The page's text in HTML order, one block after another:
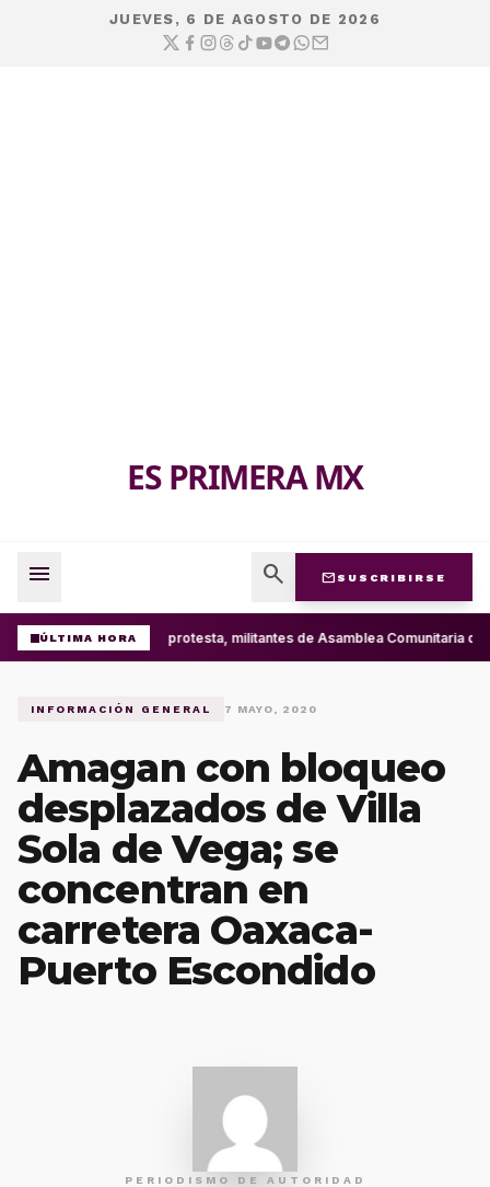
JUEVES, 6 DE AGOSTO DE 2026
ES PRIMERA MX
menu search mail SUSCRIBIRSE
ÚLTIMA HORACon protesta, militantes de Asamblea Comunitaria
INFORMACIÓN GENERAL 7 MAYO, 2020
Amagan con bloqueo
desplazados de Villa
Sola de Vega; se
concentran en
carretera Oaxaca-
Puerto Escondido
PERIODISMO DE AUTORIDAD